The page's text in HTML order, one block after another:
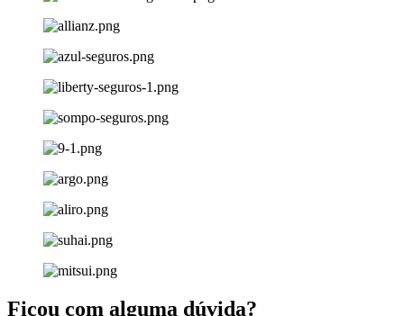
Ficou com alguma dúvida?